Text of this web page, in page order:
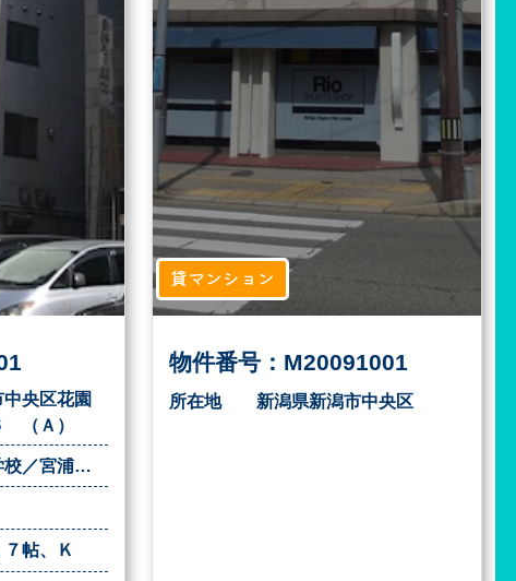
央区花園
（Ａ）
万代長嶺小学校／宮浦中学校
帖、Ｋ
貸マンション
物件番号：M20091001
所在地 新潟県新潟市中央区